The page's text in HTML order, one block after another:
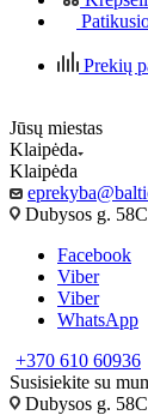
Prekių
Jūsų miestas
Klaipėda
Klaipėda
Dubysos g.
Facebook
Viber
Viber
WhatsApp
+370 610 60936
Susisiekite su
Dubysos g.